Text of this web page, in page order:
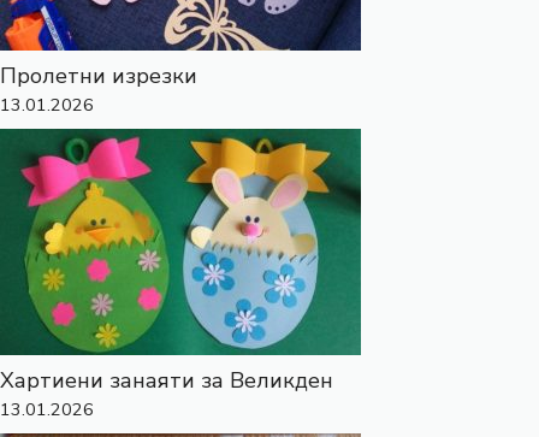
Пролетни изрезки
13.01.2026
Хартиени занаяти за Великден
13.01.2026